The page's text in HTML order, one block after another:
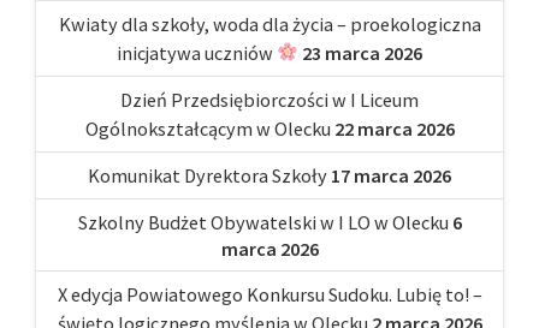
Kwiaty dla szkoły, woda dla życia – proekologiczna
inicjatywa uczniów
23 marca 2026
Dzień Przedsiębiorczości w I Liceum
Ogólnokształcącym w Olecku 22 marca 2026
Komunikat Dyrektora Szkoły 17 marca 2026
Szkolny Budżet Obywatelski w I LO w Olecku 6
marca 2026
X edycja Powiatowego Konkursu Sudoku. Lubię to! –
święto logicznego myślenia w Olecku 2 marca 2026